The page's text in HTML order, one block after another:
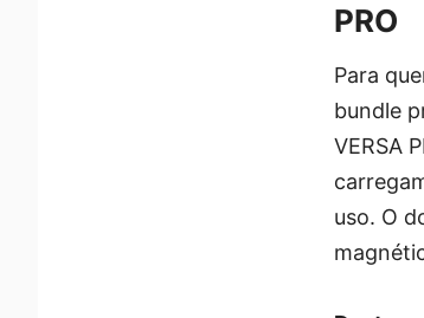
PRO
Para
bundle
VERSA
uso. O